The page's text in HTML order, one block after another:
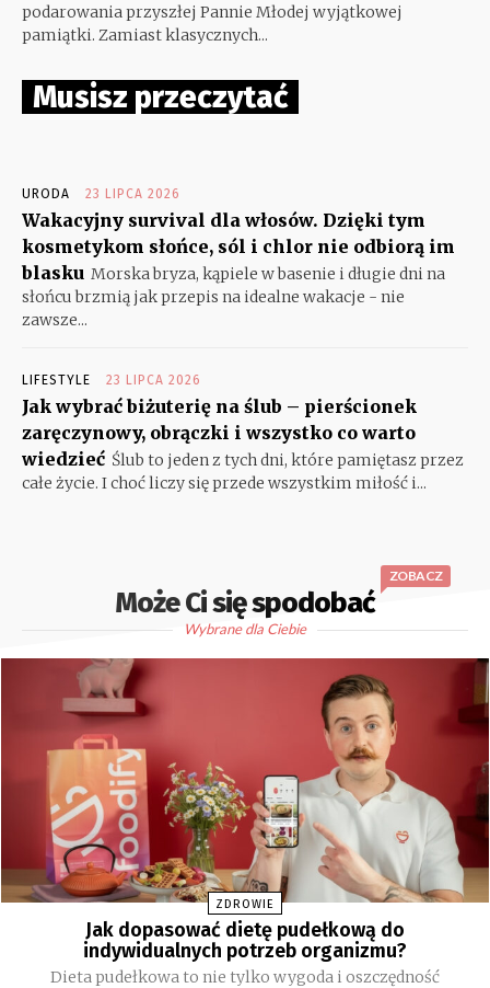
podarowania przyszłej Pannie Młodej wyjątkowej
pamiątki. Zamiast klasycznych...
Musisz przeczytać
URODA 23 LIPCA 2026
Wakacyjny survival dla włosów. Dzięki tym
kosmetykom słońce, sól i chlor nie odbiorą im
blasku Morska bryza, kąpiele w basenie i długie dni na
słońcu brzmią jak przepis na idealne wakacje - nie
zawsze...
LIFESTYLE 23 LIPCA 2026
Jak wybrać biżuterię na ślub – pierścionek
zaręczynowy, obrączki i wszystko co warto
wiedzieć Ślub to jeden z tych dni, które pamiętasz przez
całe życie. I choć liczy się przede wszystkim miłość i...
Może Ci się spodobać
ZOBACZ
Wybrane dla Ciebie
ZDROWIE
Jak dopasować dietę pudełkową do
indywidualnych potrzeb organizmu?
Dieta pudełkowa to nie tylko wygoda i oszczędność